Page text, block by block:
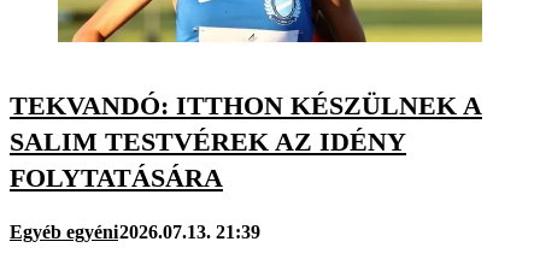
TEKVANDÓ: ITTHON KÉSZÜLNEK A
SALIM TESTVÉREK AZ IDÉNY
FOLYTATÁSÁRA
Egyéb egyéni2026.07.13. 21:39